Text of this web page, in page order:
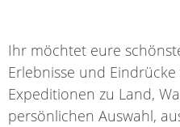
Ihr möchtet eure
Erlebnisse und
Expeditionen zu Land,
persönlichen Auswahl,